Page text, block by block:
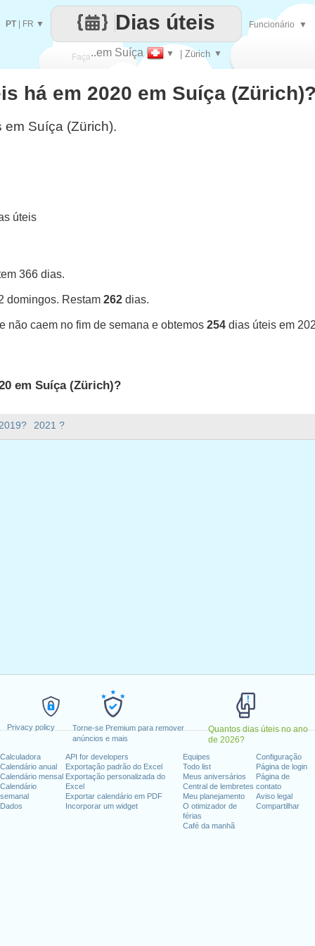
Privacy policy
Torne-se Premium para remover
anúncios e mais
Quantos dias úteis no ano
de 2026?
Calculadora
Calendário anual
Calendário mensal
Calendário
semanal
Dados
API for developers
Exportação padrão do Excel
Exportação personalizada do
Excel
Exportar calendário em PDF
Incorporar um widget
Equipes
Todo list
Meus aniversários
Central de lembretes
Meu planejamento
O otimizador de
férias
Café da manhã
Configuração
Página de login
Página de
contato
Aviso legal
Compartilhar
Faça
cada
..em Suíça ▼ | Zürich ▼
Dias úteis
PT| FR ▼ Funcionário ▼
2021 ?
há em 2020 em Suíça
Suíça (Zürich).
úteis
366 dias.
domingos. Restam 262 dias.
não caem no fim de semana e obtemos 254 dias úteis em
em Suíça (Zürich)?
feira, 1 junho, 2020
de semana
2020
2020